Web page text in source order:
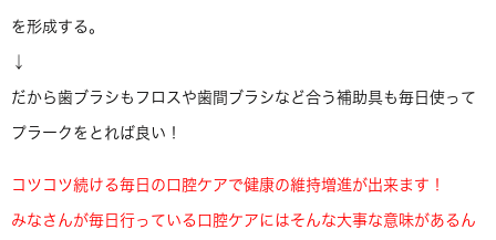
を形成する。
↓
だから歯ブラシもフロスや歯間ブラシなど合う補助具も毎日使って
プラークをとれば良い！
コツコツ続ける毎日の口腔ケアで健康の維持増進が出来ます！
みなさんが毎日行っている口腔ケアにはそんな大事な意味があるん